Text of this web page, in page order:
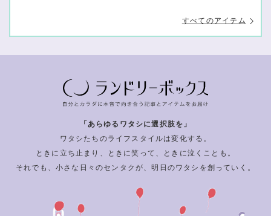
すべてのアイテム
「あらゆるワタシに選択肢を」
ワタシたちのライフスタイルは変化する。
ときに立ち止まり、ときに笑って、ときに泣くことも。
それでも、小さな日々のセンタクが、明日のワタシを創っていく。